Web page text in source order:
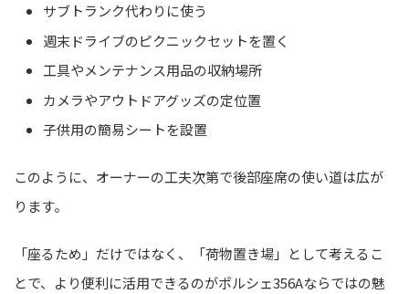
サブトランク代わりに使う
週末ドライブのピクニックセットを置く
工具やメンテナンス用品の収納場所
カメラやアウトドアグッズの定位置
子供用の簡易シートを設置
このように、オーナーの工夫次第で後部座席の使い道は広が
ります。
「座るため」だけではなく、「荷物置き場」として考えるこ
とで、より便利に活用できるのがポルシェ356Aならではの魅